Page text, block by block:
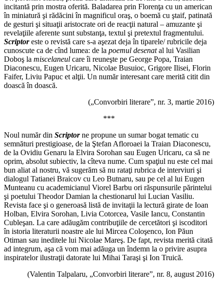
incitantă prin mostra oferită. Baladarea prin Florenţa cu un american
în miniatură şi rădăcini în magnificul oraş, o boemă cu ştaif, patinată
de gesturi şi situaţii aristocrate ori de reacţii natural – amuzante şi
revelaţiile aferente sunt substanţa, textul şi pretextul fragmentului.
Scriptoreste o revistă care s-a aşezat deja în tiparele/ rubricile deja
cunoscute ca de cînd lumea: de la poemul desenatal lui Vasilian
Doboş la miscelaneul care îi reuneşte pe George Popa, Traian
Diaconescu, Eugen Uricaru, Nicolae Busuioc, Grigore Ilisei, Florin
Faifer, Liviu Papuc et alţii. Un număr interesant care merită citit din
doască în doască.
(„Convorbiri literare”, nr. 3, martie 2016)
***
Noul număr din Scriptorne propune un sumar bogat tematic cu
semnături prestigioase, de la Ştefan Afloroaei la Traian Diaconescu,
de la Ovidiu Genaru la Elvira Sorohan sau Eugen Uricaru, ca să ne
oprim, absolut subiectiv, la cîteva nume. Cum spaţiul nu este cel mai
bun aliat al nostru, vă sugerăm să nu rataţi rubrica de interviuri şi
dialogul Tatianei Braicov cu Leo Butnaru, sau pe cel al lui Eugen
Munteanu cu academicianul Viorel Barbu ori răspunsurile părintelui
şi poetului Theodor Damian la chestionarul lui Lucian Vasiliu.
Revista face şi o generoasă listă de invitaţii la lectură girate de Ioan
Holban, Elvira Sorohan, Livia Cotorcea, Vasile Iancu, Constantin
Cubleşan. La care adăugăm contribuţiile de cercetători şi iscoditori
în istoria literaturii noastre ale lui Mircea Coloşenco, Ion Păun
Otiman sau ineditele lui Nicolae Mareş. De fapt, revista merită citată
ad integrum, aşa că vom mai adăuga un îndemn la o privire asupra
inspiratelor ilustraţii datorate lui Mihai Taraşi şi Ion Truică.
(Valentin Talpalaru, „Convorbiri literare”, nr. 8, august 2016)